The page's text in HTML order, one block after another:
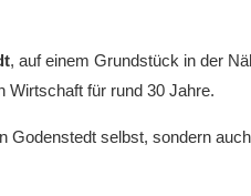
, auf einem Grundstück in der
Wirtschaft für rund 30 Jahre.
selbst, sondern